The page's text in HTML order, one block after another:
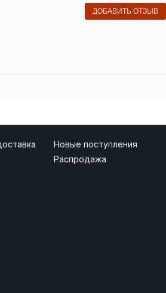
ДОБАВИТЬ ОТЗЫВ
Новые поступления
Распродажа